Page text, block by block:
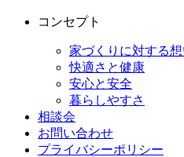
コンセプト
家づくりに対する想
快適さと健康
安心と安全
暮らしやすさ
相談会
お問い合わせ
プライバシーポリシー